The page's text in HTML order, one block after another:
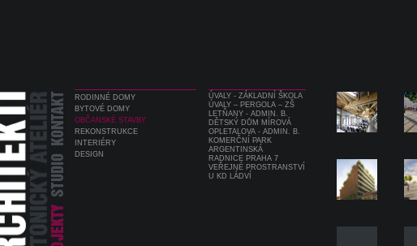
RODINNÉ DOMY
BYTOVÉ DOMY
OBČANSKÉ STAVBY
REKONSTRUKCE
INTERIÉRY
DESIGN
ÚVALY - ZÁKLADNÍ ŠKOLA
ÚVALY – PERGOLA – ZŠ
LETŇANY - ADMIN. B.
DĚTSKÝ DŮM MÍROVÁ
OPLETALOVA - ADMIN. B.
KOMERČNÍ PARK
ARGENTINSKÁ
RADNICE PRAHA 7
VEŘEJNÉ PROSTRANSTVÍ
U KD LÁDVÍ